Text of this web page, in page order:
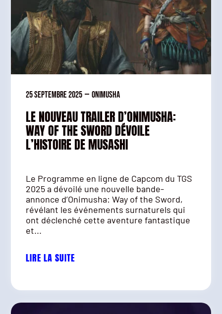
25 septembre 2025 — Onimusha
LE NOUVEAU TRAILER D’ONIMUSHA:
WAY OF THE SWORD DÉVOILE
L’HISTOIRE DE MUSASHI
Le Programme en ligne de Capcom du TGS
2025 a dévoilé une nouvelle bande-
annonce d’Onimusha: Way of the Sword,
révélant les événements surnaturels qui
ont déclenché cette aventure fantastique
et...
LIRE LA SUITE